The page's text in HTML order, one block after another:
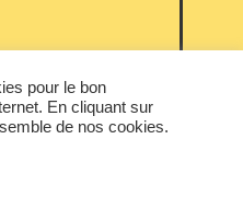
pour le bon
En cliquant sur
de nos cookies.